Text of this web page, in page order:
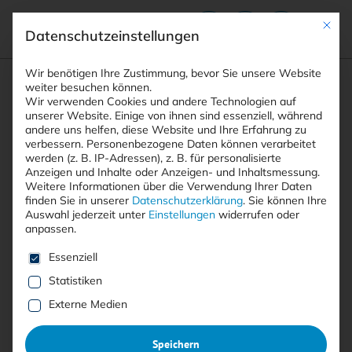
Suchfeld
Suchen
Breadcrumb-Navigation
STARTSEITE
ARTIKEL
REPROMPT-ANGRIFF: WIE EIN KLICK GENÜGT, …
Inhaltsverzeichnis
Mit <kes>+ lesen
Reprompt-Angriff: Wie ein
Mit
Datenschutzeinstellungen
Wir benötigen Ihre Zustimmung, bevor Sie unsere Website
weiter besuchen können.
Wir verwenden Cookies und andere Technologien auf
unserer Website. Einige von ihnen sind essenziell, während
andere uns helfen, diese Website und Ihre Erfahrung zu
verbessern. Personenbezogene Daten können verarbeitet
werden (z. B. IP-Adressen), z. B. für personalisierte
Anzeigen und Inhalte oder Anzeigen- und Inhaltsmessung.
Weitere Informationen über die Verwendung Ihrer Daten
finden Sie in unserer Datenschutzerklärung. Sie können Ihre
Auswahl jederzeit unter Einstellungen widerrufen oder
anpassen.
Es folgt eine Liste der Service-Gruppen, für die eine
Essenziell
Statistiken
Externe Medien
Speichern